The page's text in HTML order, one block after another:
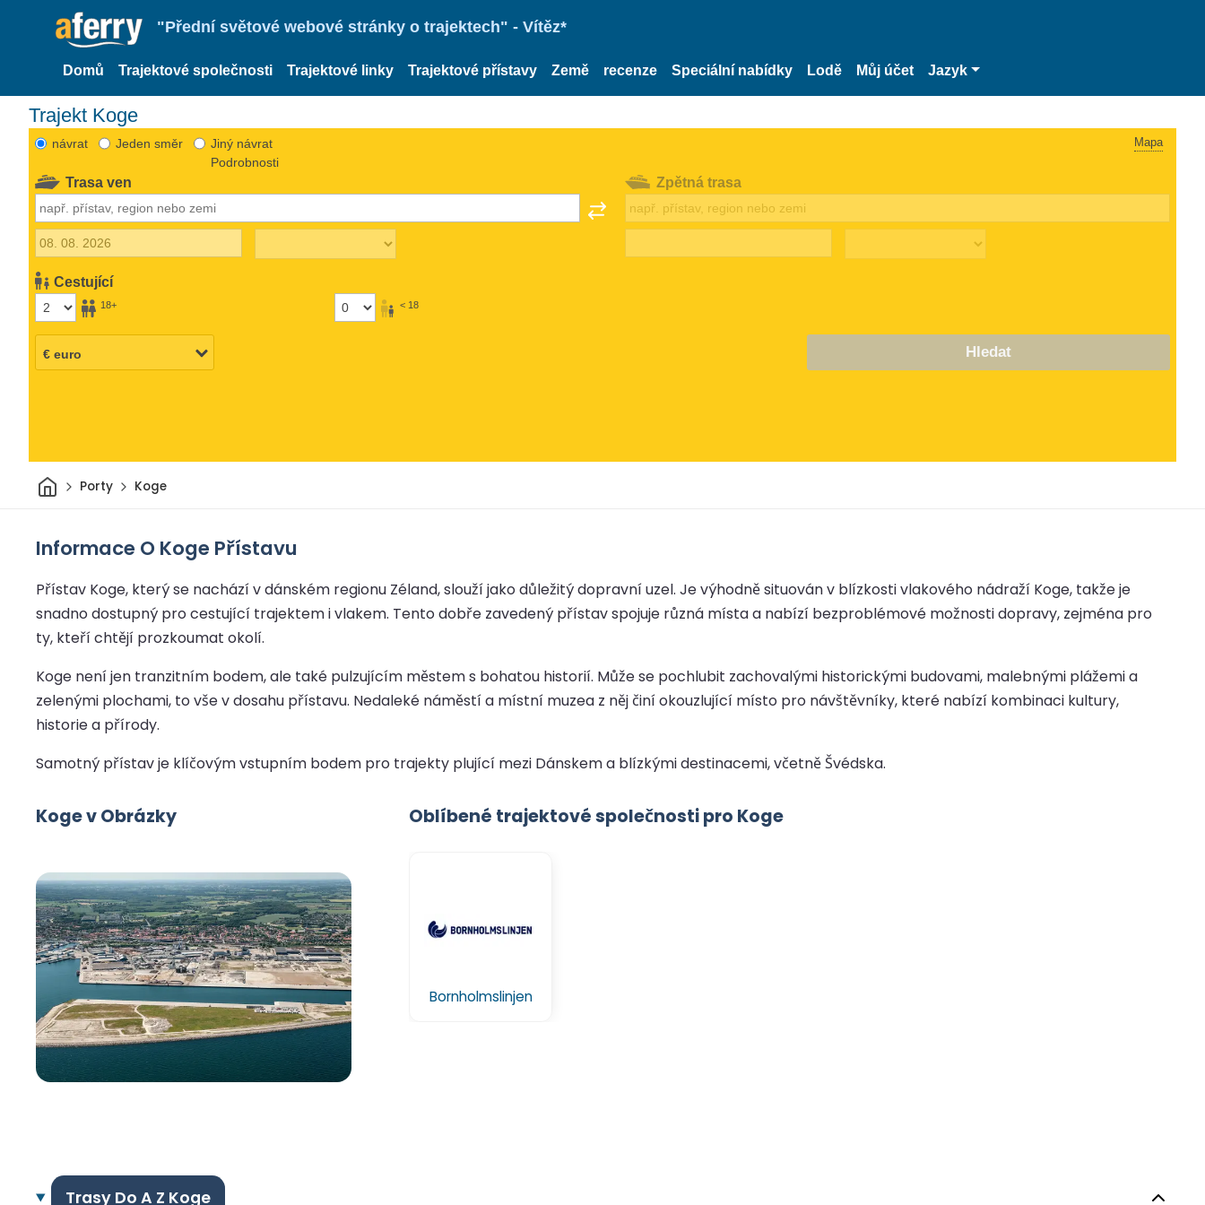
"Přední světové webové stránky o trajektech" - Vítěz*
Domů Trajektové společnosti Trajektové linky Trajektové přístavy Země recenze Speciální nabídky Lodě Můj účet Jazyk
Trajekt Koge
návrat Jeden směr
Jiný návrat
Podrobnosti
Mapa
Trasa ven
Cestující
18+ < 18
Zpětná trasa
Hledat
Domov
Porty Koge
Informace O Koge Přístavu
Přístav Koge, který se nachází v dánském regionu Zéland, slouží jako důležitý dopravní uzel. Je výhodně situován v blízkosti vlakového nádraží Koge, takže je
snadno dostupný pro cestující trajektem i vlakem. Tento dobře zavedený přístav spojuje různá místa a nabízí bezproblémové možnosti dopravy, zejména pro
ty, kteří chtějí prozkoumat okolí.
Koge není jen tranzitním bodem, ale také pulzujícím městem s bohatou historií. Může se pochlubit zachovalými historickými budovami, malebnými plážemi a
zelenými plochami, to vše v dosahu přístavu. Nedaleké náměstí a místní muzea z něj činí okouzlující místo pro návštěvníky, které nabízí kombinaci kultury,
historie a přírody.
Samotný přístav je klíčovým vstupním bodem pro trajekty plující mezi Dánskem a blízkými destinacemi, včetně Švédska.
Koge v Obrázky Oblíbené trajektové společnosti pro Koge
Bornholmslinjen
Trasy Do A Z Koge